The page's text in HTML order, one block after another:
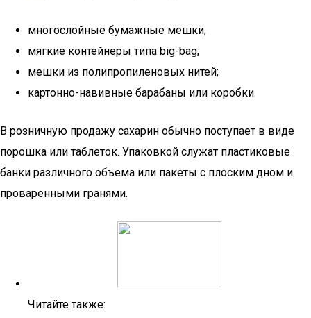
многослойные бумажные мешки;
мягкие контейнеры типа big-bag;
мешки из полипропиленовых нитей;
картонно-навивные барабаны или коробки.
В розничную продажу сахарин обычно поступает в виде
порошка или таблеток. Упаковкой служат пластиковые
банки различного объема или пакеты с плоским дном и
проваренными гранями.
Читайте также: